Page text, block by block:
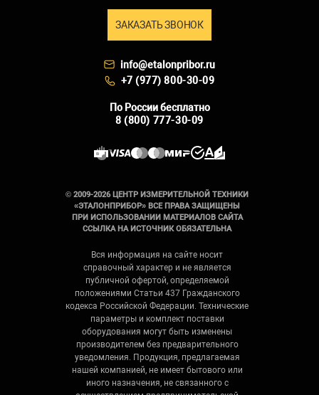
ЗАКАЗАТЬ ЗВОНОК
info@etalonpribor.ru
+7 (977) 800-30-09
По России бесплатно
8 (800) 777-30-09
© 2009-2026 ЦЕНТР ИЗМЕРИТЕЛЬНОЙ ТЕХНИКИ
«ЭТАЛОНПРИБОР» ВСЕ ПРАВА ЗАЩИЩЕНЫ
ПРИ ИСПОЛЬЗОВАНИИ МАТЕРИАЛОВ САЙТА
ССЫЛКА НА ИСТОЧНИК ОБЯЗАТЕЛЬНА
Вся информация на сайте носит
справочный характер и не является
публичной офертой, определяемой
положениями Статьи 437 Гражданского
кодекса Российской Федерации. Технические
параметры и комплект поставки
оборудования могут быть изменены
производителем без предварительного
уведомления. Продукция, предлагаемая
нашей компанией, не имеет бытового или
иного назначения, не связанного с